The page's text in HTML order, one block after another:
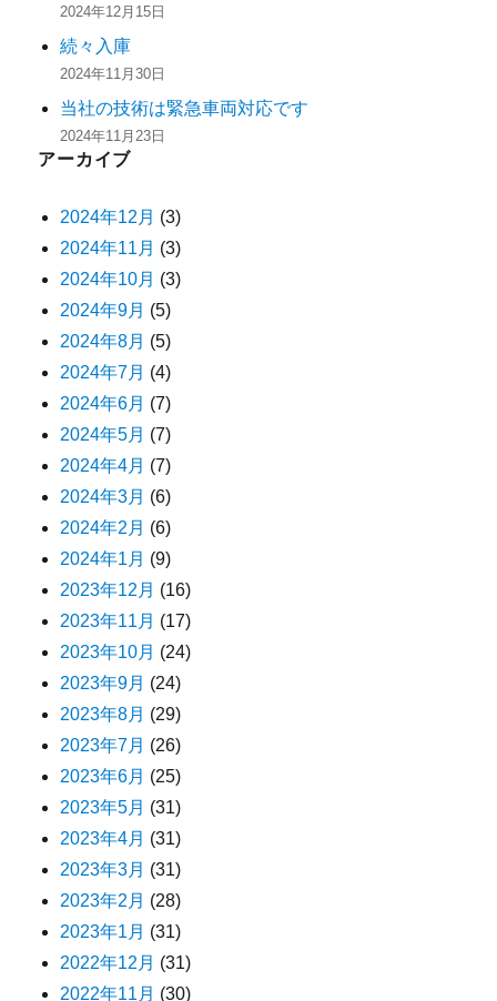
2024年12月15日
続々入庫
2024年11月30日
当社の技術は緊急車両対応です
2024年11月23日
アーカイブ
2024年12月 (3)
2024年11月 (3)
2024年10月 (3)
2024年9月 (5)
2024年8月 (5)
2024年7月 (4)
2024年6月 (7)
2024年5月 (7)
2024年4月 (7)
2024年3月 (6)
2024年2月 (6)
2024年1月 (9)
2023年12月 (16)
2023年11月 (17)
2023年10月 (24)
2023年9月 (24)
2023年8月 (29)
2023年7月 (26)
2023年6月 (25)
2023年5月 (31)
2023年4月 (31)
2023年3月 (31)
2023年2月 (28)
2023年1月 (31)
2022年12月 (31)
2022年11月 (30)